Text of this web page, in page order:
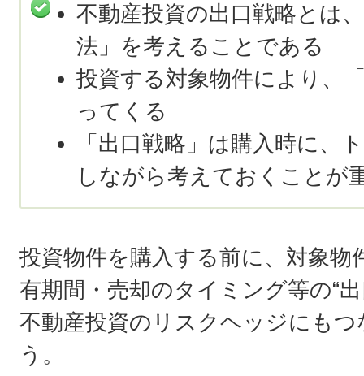
不動産投資の出口戦略とは
法」を考えることである
投資する対象物件により、
ってくる
「出口戦略」は購入時に、
しながら考えておくことが
投資物件を購入する前に、対象物
有期間・売却のタイミング等の“
不動産投資のリスクヘッジにも
う。